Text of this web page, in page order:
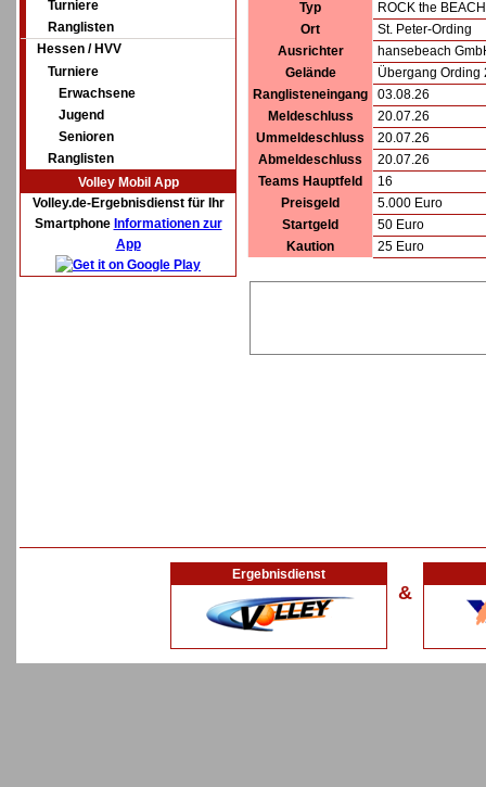
Turniere
Ranglisten
Hessen / HVV
Turniere
Erwachsene
Jugend
Senioren
Ranglisten
Volley Mobil App
Volley.de-Ergebnisdienst für Ihr
Smartphone Informationen zur
App
Typ
ROCK the BEACH
Ort
St. Peter-Ording
Ausrichter
hansebeach
Gelände
Übergang Ording
Ranglisteneingang
03.08.26
Meldeschluss
20.07.26
Ummeldeschluss
20.07.26
Abmeldeschluss
20.07.26
Teams Hauptfeld
16
Preisgeld
5.000 Euro
Startgeld
50 Euro
Kaution
25 Euro
Ergebnisdienst
&